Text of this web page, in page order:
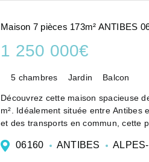
Maison 7 pièces 173m² ANTIBES
1 250 000€
5 chambres Jardin Balcon
Découvrez cette maison spacieuse
m². Idéalement située entre Antibes
et des transports en commun, cette
06160 ANTIBES